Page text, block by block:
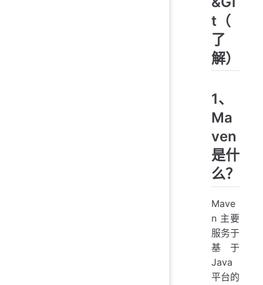
t（
了
解）
1、
Ma
ven
是什
么？
Mave
n 主要
服务于
基于
Java
平台的